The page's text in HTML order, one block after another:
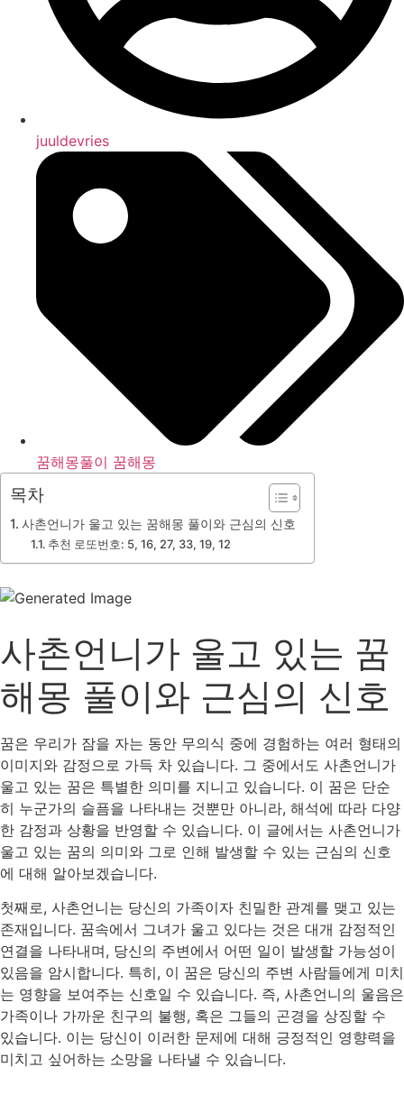
juuldevries
꿈해몽풀이 꿈해몽
목차
사촌언니가 울고 있는 꿈해몽 풀이와 근심의 신호
추천 로또번호: 5, 16, 27, 33, 19, 12
사촌언니가 울고 있는 꿈
해몽 풀이와 근심의 신호
꿈은 우리가 잠을 자는 동안 무의식 중에 경험하는 여러 형태의
이미지와 감정으로 가득 차 있습니다. 그 중에서도 사촌언니가
울고 있는 꿈은 특별한 의미를 지니고 있습니다. 이 꿈은 단순
히 누군가의 슬픔을 나타내는 것뿐만 아니라, 해석에 따라 다양
한 감정과 상황을 반영할 수 있습니다. 이 글에서는 사촌언니가
울고 있는 꿈의 의미와 그로 인해 발생할 수 있는 근심의 신호
에 대해 알아보겠습니다.
첫째로, 사촌언니는 당신의 가족이자 친밀한 관계를 맺고 있는
존재입니다. 꿈속에서 그녀가 울고 있다는 것은 대개 감정적인
연결을 나타내며, 당신의 주변에서 어떤 일이 발생할 가능성이
있음을 암시합니다. 특히, 이 꿈은 당신의 주변 사람들에게 미치
는 영향을 보여주는 신호일 수 있습니다. 즉, 사촌언니의 울음은
가족이나 가까운 친구의 불행, 혹은 그들의 곤경을 상징할 수
있습니다. 이는 당신이 이러한 문제에 대해 긍정적인 영향력을
미치고 싶어하는 소망을 나타낼 수 있습니다.